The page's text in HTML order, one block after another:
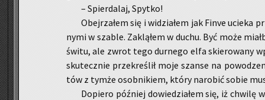
– Spier­da­laj, Spyt­ko!
Obej­rza­łem się i wi­dzia­łem jak Finve
ny­mi w sza­ble. Za­klą­łem w duchu. Być może
świtu, ale zwrot tego dur­ne­go elfa skie­ro­wa­ny
sku­tecz­nie prze­kre­ślił moje szan­se na
tów z tymże osob­ni­kiem, który na­ro­bić sobie
Do­pie­ro póź­niej do­wie­dzia­łem się, iż chwi­lę